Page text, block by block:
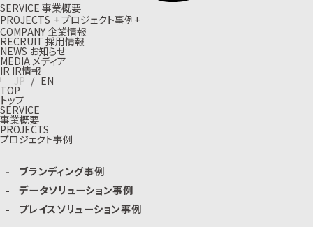
SERVICE 事業概要
PROJECTS +プロジェクト事例+
COMPANY企業情報
RECRUIT 採用情報
NEWS お知らせ
MEDIA メディア
IR IR情報
JP / EN
TOP
トップ
SERVICE
事業概要
PROJECTS
プロジェクト事例
ブランディング事例
データソリューション事例
プレイスソリューション事例